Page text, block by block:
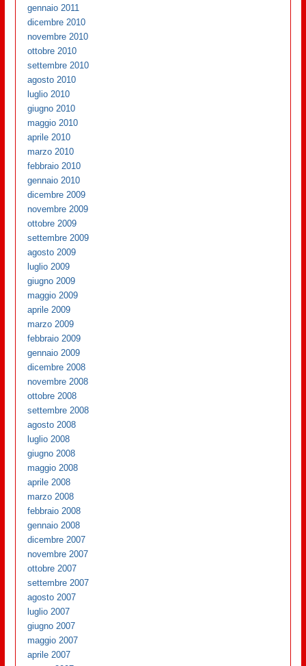
gennaio 2011
dicembre 2010
novembre 2010
ottobre 2010
settembre 2010
agosto 2010
luglio 2010
giugno 2010
maggio 2010
aprile 2010
marzo 2010
febbraio 2010
gennaio 2010
dicembre 2009
novembre 2009
ottobre 2009
settembre 2009
agosto 2009
luglio 2009
giugno 2009
maggio 2009
aprile 2009
marzo 2009
febbraio 2009
gennaio 2009
dicembre 2008
novembre 2008
ottobre 2008
settembre 2008
agosto 2008
luglio 2008
giugno 2008
maggio 2008
aprile 2008
marzo 2008
febbraio 2008
gennaio 2008
dicembre 2007
novembre 2007
ottobre 2007
settembre 2007
agosto 2007
luglio 2007
giugno 2007
maggio 2007
aprile 2007